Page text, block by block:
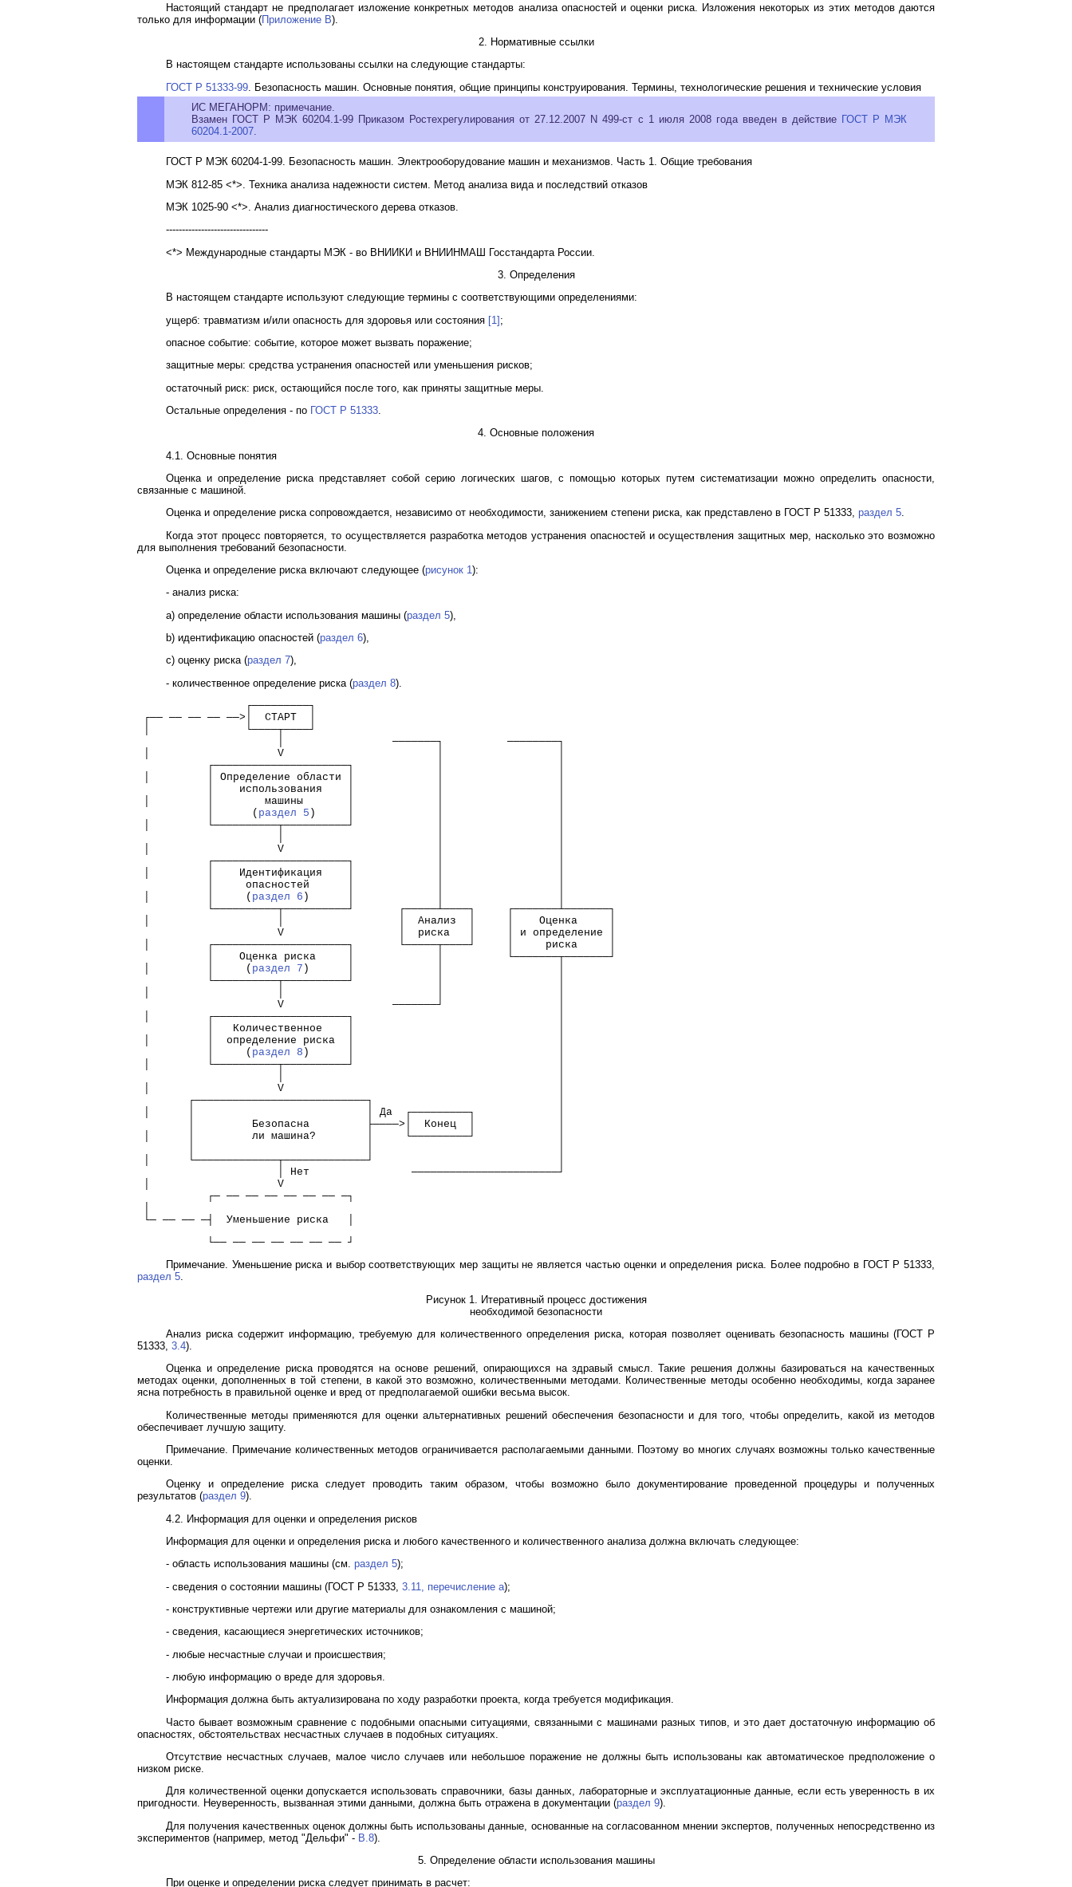
Настоящий стандарт не предполагает изложение конкретных методов анализа опасностей и оценки риска. Изложения некоторых из этих методов даются
только для информации (Приложение B).
2. Нормативные ссылки
В настоящем стандарте использованы ссылки на следующие стандарты:
ГОСТ Р 51333-99 . Безопасность машин. Основные понятия, общие принципы конструирования. Термины, технологические решения и технические условия
ИС МЕГАНОРМ: примечание.
Взамен ГОСТ Р МЭК 60204.1-99 Приказом Ростехрегулирования от 27.12.2007 N 499-ст с 1 июля 2008 года введен в действие ГОСТ Р МЭК
60204.1-2007.
ГОСТ Р МЭК 60204-1-99. Безопасность машин. Электрооборудование машин и механизмов. Часть 1. Общие требования
МЭК 812-85 <*>. Техника анализа надежности систем. Метод анализа вида и последствий отказов
МЭК 1025-90 <*>. Анализ диагностического дерева отказов.
--------------------------------
<*> Международные стандарты МЭК - во ВНИИКИ и ВНИИНМАШ Госстандарта России.
3. Определения
В настоящем стандарте используют следующие термины с соответствующими определениями:
ущерб: травматизм и/или опасность для здоровья или состояния [1];
опасное событие: событие, которое может вызвать поражение;
защитные меры: средства устранения опасностей или уменьшения рисков;
остаточный риск: риск, остающийся после того, как приняты защитные меры.
Остальные определения - по ГОСТ Р 51333
4. Основные положения
4.1. Основные понятия
Оценка и определение риска представляет собой серию логических шагов, с помощью которых путем систематизации можно определить опасности,
связанные с машиной.
Оценка и определение риска сопровождается, независимо от необходимости, занижением степени риска, как представлено в ГОСТ Р 51333, раздел 5.
Когда этот процесс повторяется, то осуществляется разработка методов устранения опасностей и осуществления защитных мер, насколько это возможно
для выполнения требований безопасности.
Оценка и определение риска включают следующее (рисунок 1 ):
- анализ риска:
a) определение области использования машины (раздел 5),
b) идентификацию опасностей (раздел 6),
c) оценку риска (раздел 7),
- количественное определение риска (раздел 8).
                 ┌─────────┐
┌── ── ── ── ──>│  СТАРТ  │
│               └────┬────┘
                      │                 ───────┐          ────────┐
│                    V                        │                  │
           ┌─────────────────────┐             │                  │
│         │ Определение области │             │                  │
           │    использования    │             │                  │
│         │        машины       │             │                  │
           │      (
раздел 5 )     │             │                  │
│         └──────────┬──────────┘             │                  │
│                    V                        │                  │
           ┌─────────────────────┐             │                  │
│         │    Идентификация    │             │                  │
           │     опасностей      │             │                  │
│         │     ( раздел 6 )      │             │                  │
           └──────────┬──────────┘       ┌─────┴────┐     ┌───────┴───────┐
│                    │                  │  Анализ  │     │    Оценка     │
                      V                  │  риска   │     │ и определение │
│         ┌─────────────────────┐       └─────┬────┘     │     риска     │
           │    Оценка риска     │             │          └───────┬───────┘
│         │     ( раздел 7 )      │             │                  │
           └──────────┬──────────┘             │                  │
                      V                 ───────┘                  │
│         ┌─────────────────────┐                                │
           │   Количественное    │                                │
│         │  определение риска  │                                │
           │     (
раздел 8 )      │                                │
│         └──────────┬──────────┘                                │
│                    V                                           │
        ┌───────────────────────────┐                             │
│      │                           │ Да  ┌─────────┐             │
        │         Безопасна         ├────>│  Конец  │             │
│      │         ли машина?        │     └─────────┘             │
│      └─────────────┬─────────────┘                             │
                      │ Нет                ───────────────────────┘
│                    V
           ┌─ ── ── ── ── ── ── ─┐
└─ ── ── ─┤  Уменьшение риска   │
           └── ── ── ── ── ── ── ┘
Примечание. Уменьшение риска и выбор соответствующих мер защиты не является частью оценки и определения риска. Более подробно в ГОСТ Р 51333,
раздел 5.
Рисунок 1. Итеративный процесс достижения
необходимой безопасности
Анализ риска содержит информацию, требуемую для количественного определения риска, которая позволяет оценивать безопасность машины (ГОСТ Р
51333, 3.4).
Оценка и определение риска проводятся на основе решений, опирающихся на здравый смысл. Такие решения должны базироваться на качественных
методах оценки, дополненных в той степени, в какой это возможно, количественными методами. Количественные методы особенно необходимы, когда заранее
ясна потребность в правильной оценке и вред от предполагаемой ошибки весьма высок.
Количественные методы применяются для оценки альтернативных решений обеспечения безопасности и для того, чтобы определить, какой из методов
обеспечивает лучшую защиту.
Примечание. Примечание количественных методов ограничивается располагаемыми данными. Поэтому во многих случаях возможны только качественные
оценки.
Оценку и определение риска следует проводить таким образом, чтобы возможно было документирование проведенной процедуры и полученных
результатов (раздел 9).
4.2. Информация для оценки и определения рисков
Информация для оценки и определения риска и любого качественного и количественного анализа должна включать следующее:
- область использования машины (см. раздел 5);
- сведения о состоянии машины (ГОСТ Р 51333, 3.11, перечисление a);
- конструктивные чертежи или другие материалы для ознакомления с машиной;
- сведения, касающиеся энергетических источников;
- любые несчастные случаи и происшествия;
- любую информацию о вреде для здоровья.
Информация должна быть актуализирована по ходу разработки проекта, когда требуется модификация.
Часто бывает возможным сравнение с подобными опасными ситуациями, связанными с машинами разных типов, и это дает достаточную информацию об
опасностях, обстоятельствах несчастных случаев в подобных ситуациях.
Отсутствие несчастных случаев, малое число случаев или небольшое поражение не должны быть использованы как автоматическое предположение о
низком риске.
Для количественной оценки допускается использовать справочники, базы данных, лабораторные и эксплуатационные данные, если есть уверенность в их
пригодности. Неуверенность, вызванная этими данными, должна быть отражена в документации (раздел 9).
Для получения качественных оценок должны быть использованы данные, основанные на согласованном мнении экспертов, полученных непосредственно из
экспериментов (например, метод "Дельфи" - B.8).
5. Определение области использования машины
При оценке и определении риска следует принимать в расчет: